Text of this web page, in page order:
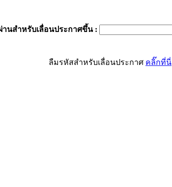
านสำหรับเลื่อนประกาศขึ้น:
ลืมรหัสสำหรับเลื่อนประกาศ คลิ๊กที่นี่